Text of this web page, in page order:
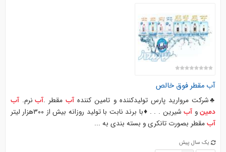
آب مقطر فوق خالص
♣️شرکت مروارید پارس تولیدکننده و تامین کننده آبمقطر .آب نرم.آب
دمینو آبشیرین . . . ♦️با برند نابت با تولید روزانه بیش از ۳۰۰هزار لیتر
آبمقطر بصورت تانکری و بسته بندی به ...
یک سال پیش